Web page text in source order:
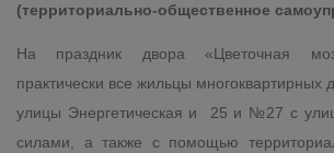
(территориально-общественное
На праздник двора «Цветочная
практически все жильцы
улицы Энергетическая и 25 и №27 с
силами, а также с помощью